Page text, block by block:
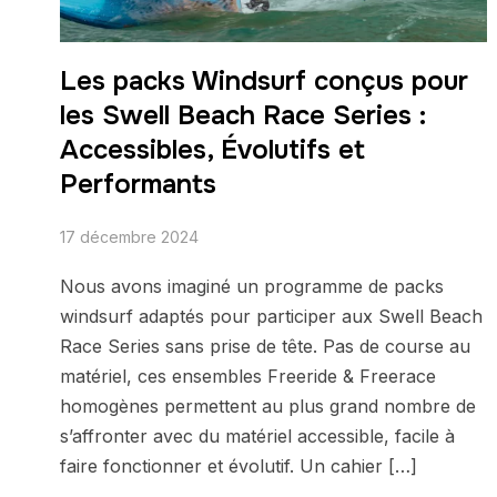
Les packs Windsurf conçus pour
les Swell Beach Race Series :
Accessibles, Évolutifs et
Performants
17 décembre 2024
Nous avons imaginé un programme de packs
windsurf adaptés pour participer aux Swell Beach
Race Series sans prise de tête. Pas de course au
matériel, ces ensembles Freeride & Freerace
homogènes permettent au plus grand nombre de
s’affronter avec du matériel accessible, facile à
faire fonctionner et évolutif. Un cahier […]